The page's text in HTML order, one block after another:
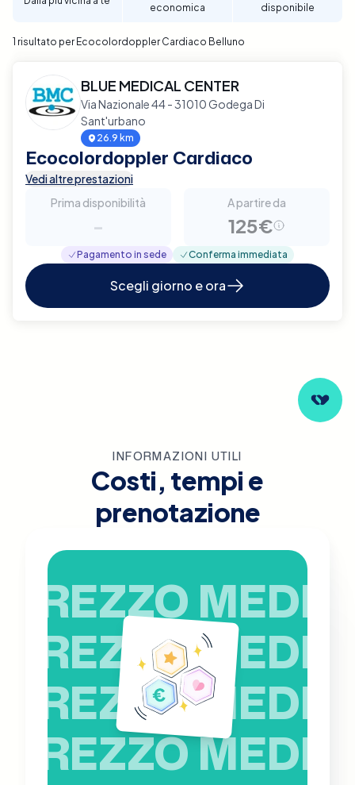
affidabile e di qualità.
economica
disponibile
1 risultato per Ecocolordoppler Cardiaco Belluno
BLUE MEDICAL CENTER
Via Nazionale 44 - 31010 Godega Di
Sant'urbano
26.9 km
Ecocolordoppler Cardiaco
Vedi altre prestazioni
Prima disponibilità
-
A partire da
125€
Pagamento in sede Conferma immediata
Scegli giorno e ora
INFORMAZIONI UTILI
Costi, tempi e
prenotazione
PREZZO MEDIO
PREZZO MEDIO
PREZZO MEDIO
PREZZO MEDIO